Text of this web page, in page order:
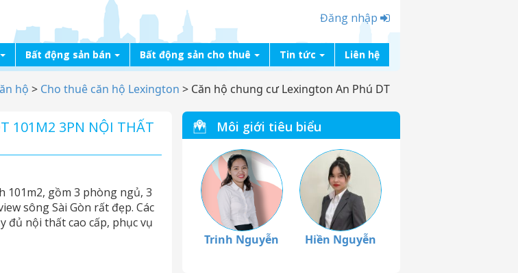
Đăng nhập
Bất động sản bán Bất động sản cho thuê Tin tức Liên hệ
hộ > Cho thuê căn hộ Lexington > Căn hộ chung cư Lexington An Phú DT
101M2 3PN NỘI THẤT
101m2, gồm 3 phòng ngủ, 3
sông Sài Gòn rất đẹp. Các
đủ nội thất cao cấp, phục vụ
Môi giới tiêu biểu
Trinh Nguyễn Hiền Nguyễn